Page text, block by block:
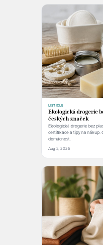
LISTICLE
Ekologická drogerie
českých značek
Ekologická drogerie bez
certifikace a tipy na nákup.
domácnost.
Aug 3, 2026